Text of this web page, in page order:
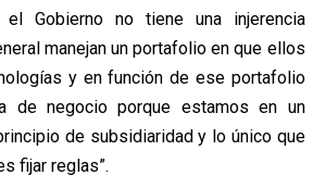
el Gobierno no tiene una injerencia
manejan un portafolio en que ellos
y en función de ese portafolio
de negocio porque estamos en un
de subsidiaridad y lo único que
fijar reglas”.